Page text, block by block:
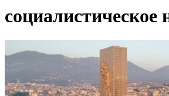
социалистическое